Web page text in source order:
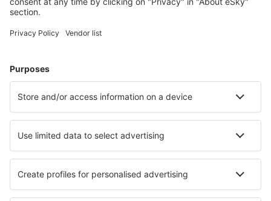
Cele mai căutate cazări de către utilizatorii eSky
Cazare în Gromitz
Cazare în Zingst Cazare în Westerland
Cazare în Heringsdorf Cazare în Keitum
Cazare în Dassow Cazare în Oberhausen